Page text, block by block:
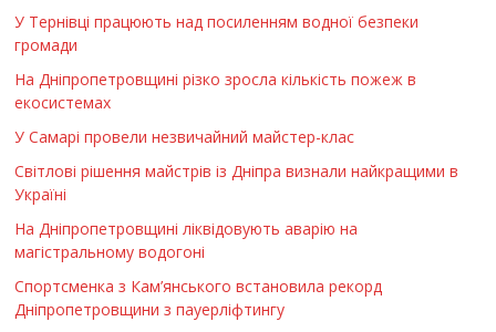
У Тернівці працюють над посиленням водної безпеки
громади
На Дніпропетровщині різко зросла кількість пожеж в
екосистемах
У Самарі провели незвичайний майстер-клас
Світлові рішення майстрів із Дніпра визнали найкращими в
Україні
На Дніпропетровщині ліквідовують аварію на
магістральному водогоні
Спортсменка з Кам’янського встановила рекорд
Дніпропетровщини з пауерліфтингу